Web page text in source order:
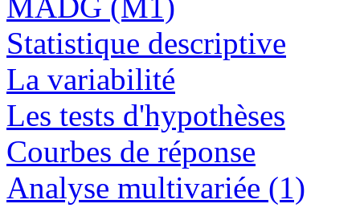
Statistique descriptive
La variabilité
Les tests d'hypothèses
Courbes de réponse
Analyse multivariée (1)